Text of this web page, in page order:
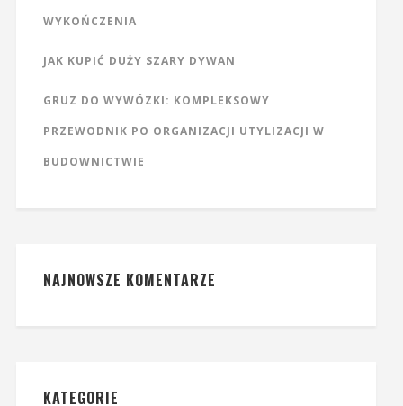
WYKOŃCZENIA
JAK KUPIĆ DUŻY SZARY DYWAN
GRUZ DO WYWÓZKI: KOMPLEKSOWY
PRZEWODNIK PO ORGANIZACJI UTYLIZACJI W
BUDOWNICTWIE
NAJNOWSZE KOMENTARZE
KATEGORIE